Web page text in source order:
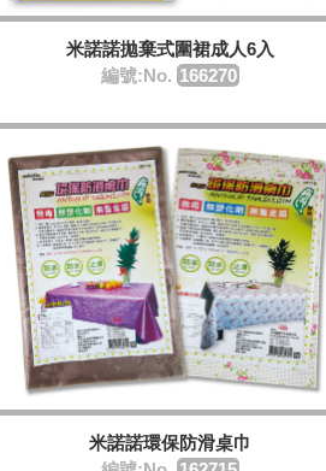
米諾諾拋棄式圍裙成人6入
編號:No. 166270
米諾諾環保防滑桌巾